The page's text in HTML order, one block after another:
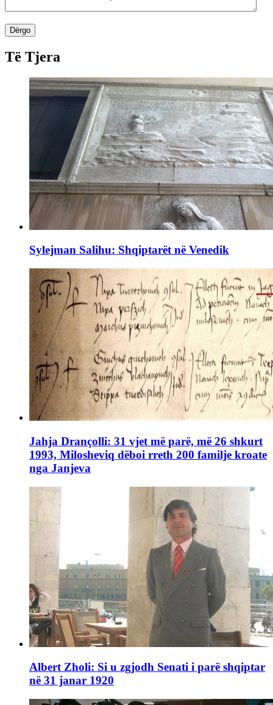
Dërgo
Të Tjera
Sylejman Salihu: Shqiptarët në Venedik
Jahja Drançolli: 31 vjet më parë, më 26 shkurt
1993, Milosheviq dëboi rreth 200 familje kroate
nga Janjeva
Albert Zholi: Si u zgjodh Senati i parë shqiptar
në 31 janar 1920